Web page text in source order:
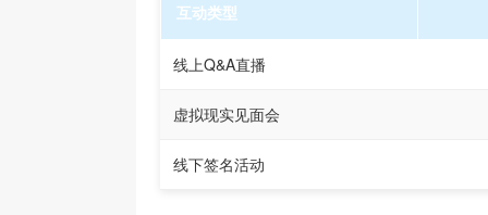
互动类型
线上Q&A直播
虚拟现实见面会
线下签名活动